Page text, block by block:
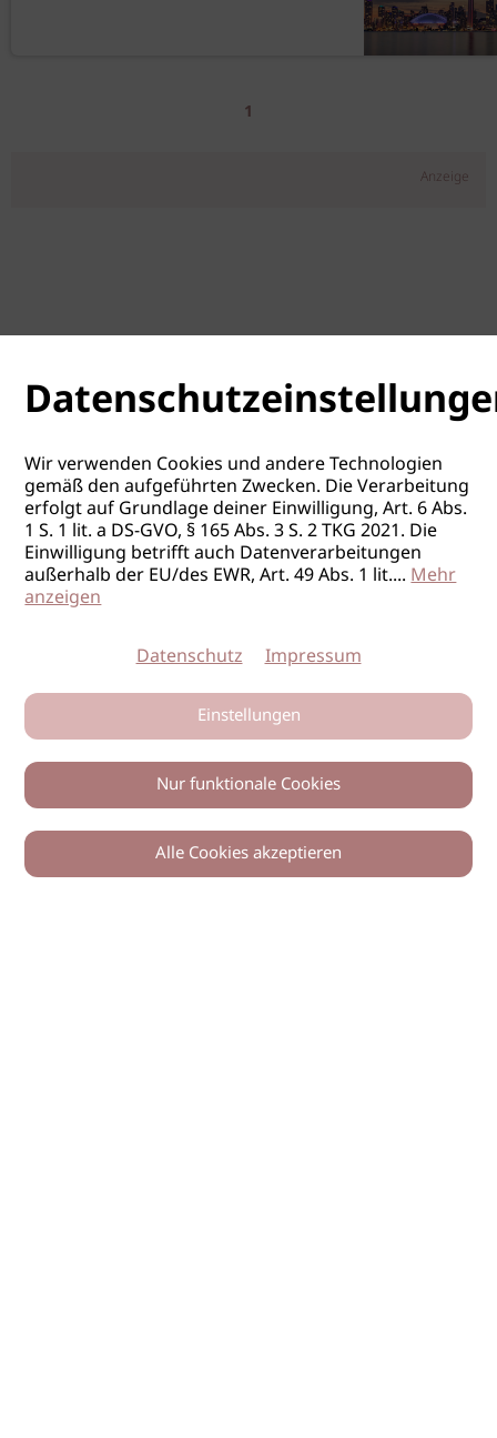
1
Anzeige
Wir verwenden Cookies und andere Technologien
gemäß den aufgeführten Zwecken. Die Verarbeitung
erfolgt auf Grundlage deiner Einwilligung, Art. 6 Abs.
1 S. 1 lit. a DS-GVO, § 165 Abs. 3 S. 2 TKG 2021. Die
Einwilligung betrifft auch Datenverarbeitungen
außerhalb der EU/des EWR, Art. 49 Abs. 1 lit....Mehr
anzeigen
Datenschutz Impressum
Einstellungen
Nur funktionale Cookies
Alle Cookies akzeptieren